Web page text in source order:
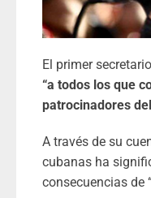
El primer
“a todos los que
patrocinadores
A través de su
cubanas ha
consecuencias de